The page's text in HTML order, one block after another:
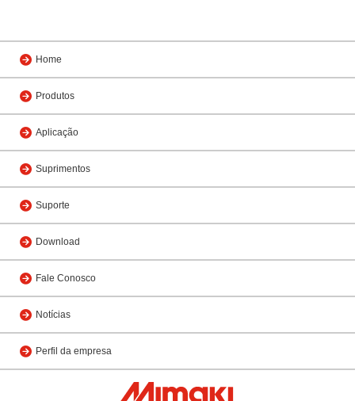
Home
Produtos
Aplicação
Suprimentos
Suporte
Download
Fale Conosco
Notícias
Perfil da empresa